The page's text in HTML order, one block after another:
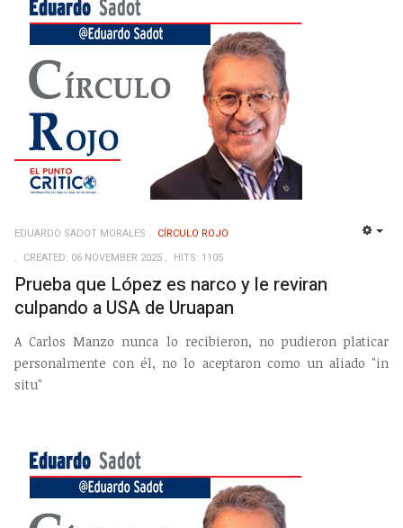
EDUARDO SADOT MORALES
CÍRCULO ROJO
CREATED: 06 NOVEMBER 2025
HITS: 1105
Prueba que López es narco y le reviran
culpando a USA de Uruapan
A Carlos Manzo nunca lo recibieron, no pudieron platicar
personalmente con él, no lo aceptaron como un aliado "in
situ"